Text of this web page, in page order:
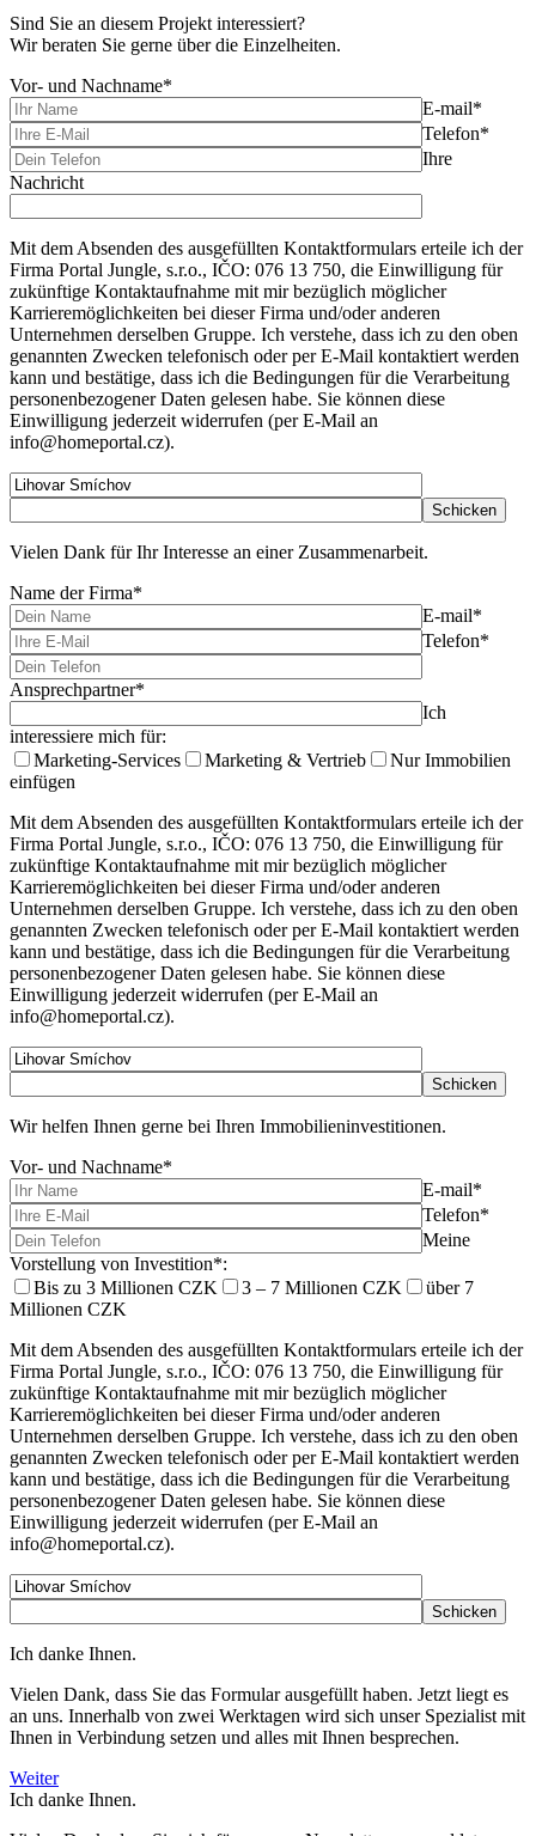
Sind Sie an diesem Projekt interessiert?
Wir beraten Sie gerne über die Einzelheiten.
Vor- und Nachname*
E-mail*
Telefon*
Ihre
Nachricht
Mit dem Absenden des ausgefüllten Kontaktformulars erteile ich der
Firma Portal Jungle, s.r.o., IČO: 076 13 750, die Einwilligung für
zukünftige Kontaktaufnahme mit mir bezüglich möglicher
Karrieremöglichkeiten bei dieser Firma und/oder anderen
Unternehmen derselben Gruppe. Ich verstehe, dass ich zu den oben
genannten Zwecken telefonisch oder per E-Mail kontaktiert werden
kann und bestätige, dass ich die Bedingungen für die Verarbeitung
personenbezogener Daten gelesen habe. Sie können diese
Einwilligung jederzeit widerrufen (per E-Mail an
info@homeportal.cz).
Vielen Dank für Ihr Interesse an einer Zusammenarbeit.
Name der Firma*
E-mail*
Telefon*
Ansprechpartner*
Ich
interessiere mich für:
Marketing-Services
Marketing & Vertrieb
Nur Immobilien
einfügen
Mit dem Absenden des ausgefüllten Kontaktformulars erteile ich der
Firma Portal Jungle, s.r.o., IČO: 076 13 750, die Einwilligung für
zukünftige Kontaktaufnahme mit mir bezüglich möglicher
Karrieremöglichkeiten bei dieser Firma und/oder anderen
Unternehmen derselben Gruppe. Ich verstehe, dass ich zu den oben
genannten Zwecken telefonisch oder per E-Mail kontaktiert werden
kann und bestätige, dass ich die Bedingungen für die Verarbeitung
personenbezogener Daten gelesen habe. Sie können diese
Einwilligung jederzeit widerrufen (per E-Mail an
info@homeportal.cz).
Wir helfen Ihnen gerne bei Ihren Immobilieninvestitionen.
Vor- und Nachname*
E-mail*
Telefon*
Meine
Vorstellung von Investition*:
Bis zu 3 Millionen CZK
3 – 7 Millionen CZK
über 7
Millionen CZK
Mit dem Absenden des ausgefüllten Kontaktformulars erteile ich der
Firma Portal Jungle, s.r.o., IČO: 076 13 750, die Einwilligung für
zukünftige Kontaktaufnahme mit mir bezüglich möglicher
Karrieremöglichkeiten bei dieser Firma und/oder anderen
Unternehmen derselben Gruppe. Ich verstehe, dass ich zu den oben
genannten Zwecken telefonisch oder per E-Mail kontaktiert werden
kann und bestätige, dass ich die Bedingungen für die Verarbeitung
personenbezogener Daten gelesen habe. Sie können diese
Einwilligung jederzeit widerrufen (per E-Mail an
info@homeportal.cz).
Ich danke Ihnen.
Vielen Dank, dass Sie das Formular ausgefüllt haben. Jetzt liegt es
an uns. Innerhalb von zwei Werktagen wird sich unser Spezialist mit
Ihnen in Verbindung setzen und alles mit Ihnen besprechen.
Weiter
Ich danke Ihnen.